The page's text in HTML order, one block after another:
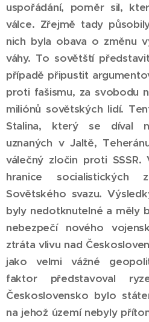
uspořádání, poměr sil,
válce. Zřejmě tady
nich byla obava o změnu
váhy. To sovětští
případě připustit
proti fašismu, za svobodu
miliónů sovětských lidí.
Stalina, který se díval
uznaných v Jaltě,
válečný zločin proti
hranice socialistických
Sovětského svazu.
byly nedotknutelné a měly
nebezpečí nového
ztráta vlivu nad
jako velmi vážné
faktor představoval
Československo bylo
na jehož území nebyly